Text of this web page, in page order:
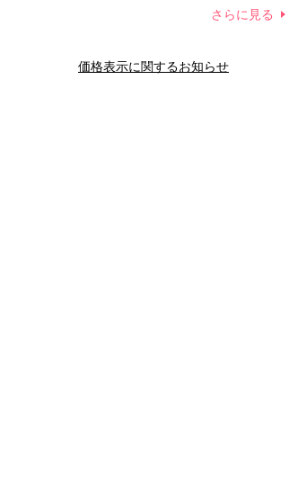
夫との関係
新津春子 どか食い
さらに見る
価格表示に関するお知らせ